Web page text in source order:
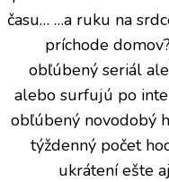
času… …a ruku na
príchode
obľúbený seriál
alebo surfujú po
obľúbený novodobý
týždenný počet
ukrátení ešte